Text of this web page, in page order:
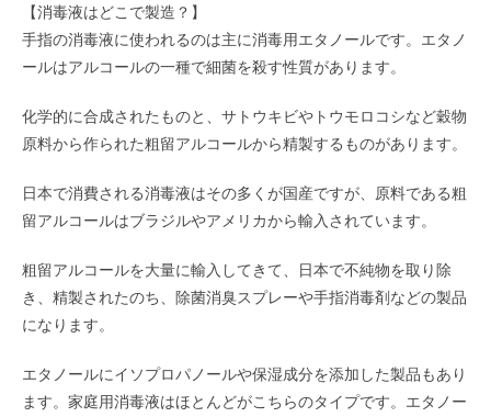
【消毒液はどこで製造？】
手指の消毒液に使われるのは主に消毒用エタノールです。エタノ
ールはアルコールの一種で細菌を殺す性質があります。
化学的に合成されたものと、サトウキビやトウモロコシなど穀物
原料から作られた粗留アルコールから精製するものがあります。
日本で消費される消毒液はその多くが国産ですが、原料である粗
留アルコールはブラジルやアメリカから輸入されています。
粗留アルコールを大量に輸入してきて、日本で不純物を取り除
き、精製されたのち、除菌消臭スプレーや手指消毒剤などの製品
になります。
エタノールにイソプロパノールや保湿成分を添加した製品もあり
ます。家庭用消毒液はほとんどがこちらのタイプです。エタノー